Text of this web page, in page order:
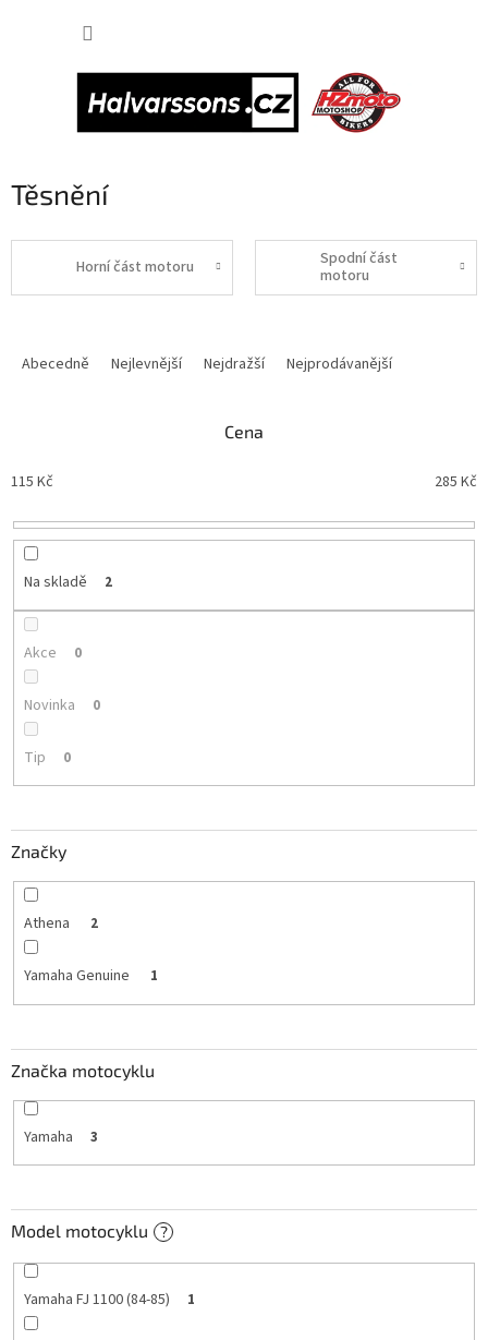
Těsnění
Horní část motoru
Spodní část
motoru
p
o
Abecedně Nejlevnější Nejdražší Nejprodávanější
Cena
115 Kč 285 Kč
Na skladě 2
Akce 0
Novinka 0
Tip 0
Značky
Athena 2
Yamaha Genuine 1
Značka motocyklu
Yamaha 3
Model motocyklu ?
Yamaha FJ 1100 (84-85) 1